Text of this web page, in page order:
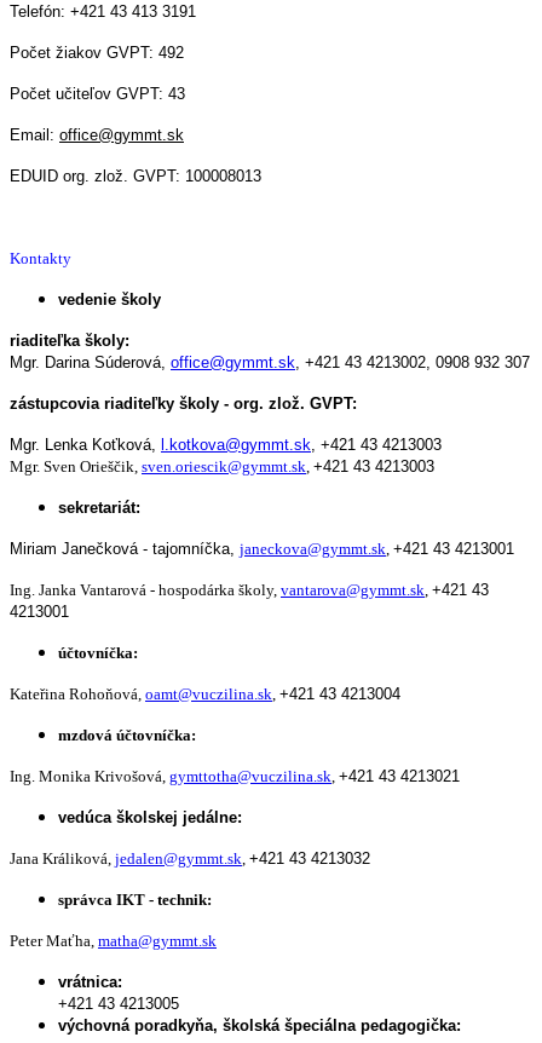
Telefón: +421 43 413 3191
Počet žiakov GVPT: 492
Počet učiteľov GVPT: 43
Email: office@gymmt.sk
EDUID org. zlož. GVPT: 100008013
Kontakty
vedenie školy
riaditeľka školy:
Mgr. Darina Súderová, office@gymmt.sk +421 43 4213002, 0908 932 307
zástupcovia riaditeľky školy - org. zlož. GVPT:
Mgr. Lenka Koťková, l.kotkova@gymmt.sk +421 43 4213003
Mgr. Sven Orieščik, sven.oriescik@gymmt.sk +421 43 4213003
sekretariát:
Miriam Janečková - tajomníčka, janeckova@gymmt.sk +421 43 4213001
Ing. Janka Vantarová - hospodárka školy, vantarova@gymmt.sk +421 43
4213001
účtovníčka:
Kateřina Rohoňová, oamt@vuczilina.sk +421 43 4213004
mzdová účtovníčka:
Ing. Monika Krivošová, gymttotha@vuczilina.sk +421 43 4213021
vedúca školskej jedálne:
Jana Králiková, jedalen@gymmt.sk +421 43 4213032
správca IKT - technik:
Peter Maťha, matha@gymmt.sk
vrátnica:
+421 43 4213005
výchovná poradkyňa, školská špeciálna pedagogička: